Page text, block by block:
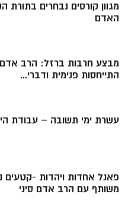
מגוון קורסים נבחרים בתורת
האדם
מבצע חרבות ברזל: הרב אדם
התייחסות פנימית ודברי...
עשרת ימי תשובה – עבודת
פאנל אחדות ויהדות -קטעים
משותף עם הרב אדם סיני